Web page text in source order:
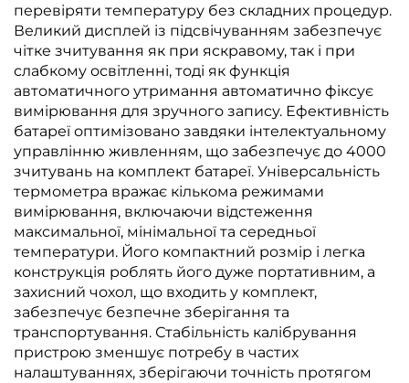
перевіряти температуру без складних процедур.
Великий дисплей із підсвічуванням забезпечує
чітке зчитування як при яскравому, так і при
слабкому освітленні, тоді як функція
автоматичного утримання автоматично фіксує
вимірювання для зручного запису. Ефективність
батареї оптимізовано завдяки інтелектуальному
управлінню живленням, що забезпечує до 4000
зчитувань на комплект батареї. Універсальність
термометра вражає кількома режимами
вимірювання, включаючи відстеження
максимальної, мінімальної та середньої
температури. Його компактний розмір і легка
конструкція роблять його дуже портативним, а
захисний чохол, що входить у комплект,
забезпечує безпечне зберігання та
транспортування. Стабільність калібрування
пристрою зменшує потребу в частих
налаштуваннях, зберігаючи точність протягом